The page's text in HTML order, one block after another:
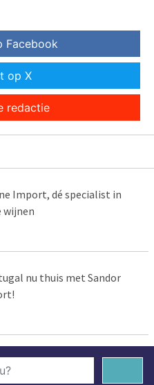
Facebook
op X
redactie
Import, dé specialist in
wijnen
nu thuis met Sandor